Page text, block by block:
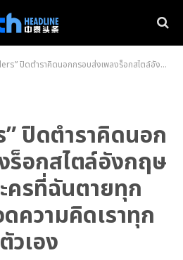
นอกกรอบส่งเพลงร็อกสไตล์อังกฤษ “โลกเธอคือละครที่ฉันตายทุกตอน” ถ่ายทอดความคิดเราทุกคนมีโลกของตัวเอง
ปิดตำราคิดนอก
ร็อกสไตล์อังกฤษ
ครที่ฉันตายทุก
ความคิดเราทุก
วเอง